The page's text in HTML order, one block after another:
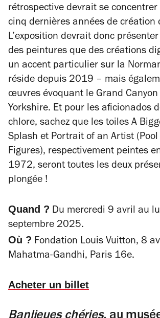
rétrospective devrait se
cinq dernières années de création
L’exposition devrait donc
des peintures que des créations
un accent particulier sur la
réside depuis 2019 – mais
œuvres évoquant le Grand Canyon
Yorkshire. Et pour les aficionados
chlore, sachez que les toiles A
Splash et Portrait of an Artist (Pool
Figures), respectivement peintes
1972, seront toutes les deux
plongée !
Quand ? Du mercredi 9 avril au
septembre 2025.
Où ? Fondation Louis Vuitton, 8
Mahatma-Gandhi, Paris 16e.
Acheter un billet